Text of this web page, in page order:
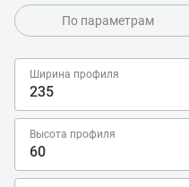
По параметрам
Ширина профиля
Высота профиля